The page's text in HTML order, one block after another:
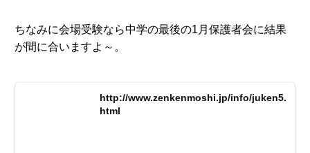
ちなみに会場受験なら中学の最後の1月保護者会に結果
が間に合いますよ～。
http://www.zenkenmoshi.jp/info/juken5.
html